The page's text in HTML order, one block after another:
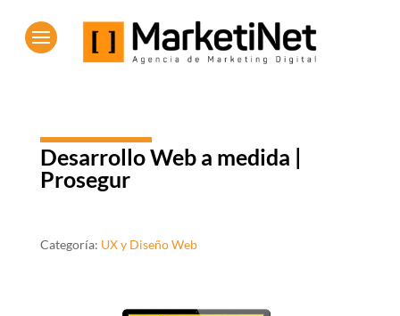
Desarrollo Web a medida |
Prosegur
Categoría: UX y Diseño Web